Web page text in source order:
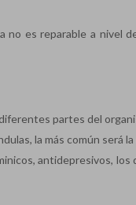
no es reparable a nivel
partes del
la más común será
antidepresivos,